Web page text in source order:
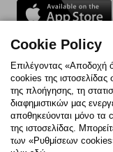
Follow us:
FacebookInstagram
Cookie Policy
Επιλέγοντας «Αποδοχή
cookies της
της πλοήγησης, τη
διαφημιστικών μας
αποθηκεύονται μόνο τα
της ιστοσελίδας.
των «Ρυθμίσεων